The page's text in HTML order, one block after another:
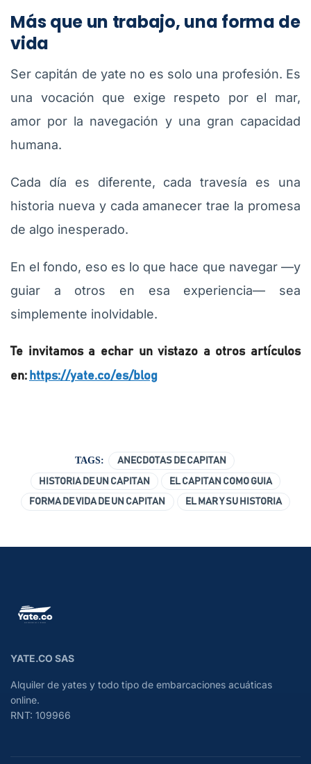
Más que un trabajo, una forma de
vida
Ser capitán de yate no es solo una profesión. Es
una vocación que exige respeto por el mar,
amor por la navegación y una gran capacidad
humana.
Cada día es diferente, cada travesía es una
historia nueva y cada amanecer trae la promesa
de algo inesperado.
En el fondo, eso es lo que hace que navegar —y
guiar a otros en esa experiencia— sea
simplemente inolvidable.
Te invitamos a echar un vistazo a otros artículos
en: https://yate.co/es/blog
TAGS: ANECDOTAS DE CAPITAN
HISTORIA DE UN CAPITAN EL CAPITAN COMO GUIA
FORMA DE VIDA DE UN CAPITAN EL MAR Y SU HISTORIA
YATE.CO SAS
Alquiler de yates y todo tipo de embarcaciones acuáticas
online.
RNT: 109966